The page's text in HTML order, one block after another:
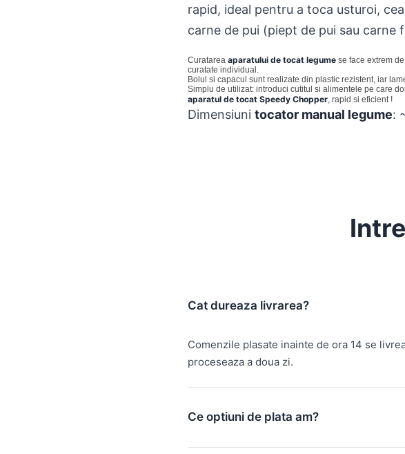
rapid, ideal pentru a toca usturoi,
carne de pui (piept de pui sau carne
Curatarea aparatului de tocat legume se face extrem
curatate individual.
Bolul si capacul sunt realizate din plastic rezistent, iar
Simplu de utilizat: introduci cutitul si alimentele pe care
aparatul de tocat Speedy Chopper , rapid si eficient !
Dimensiuni tocator manual legume:
Cat dureaza livrarea?
Comenzile plasate inainte de ora 14 se
proceseaza a doua zi.
Ce optiuni de plata am?